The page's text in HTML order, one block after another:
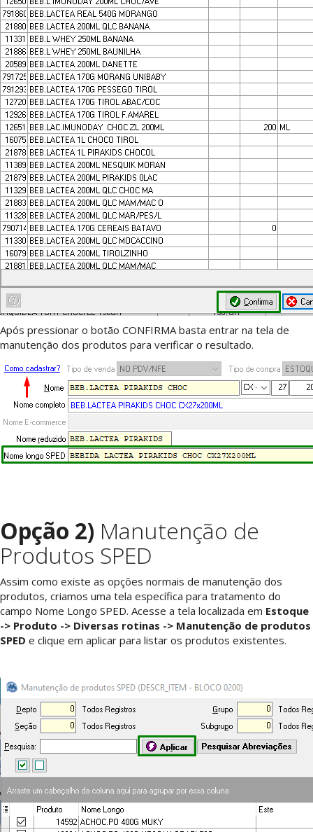
Após pressionar o botão CONFIRMA basta entrar na tela de
manutenção dos produtos para verificar o resultado.
Opção 2) Manutenção de
Produtos SPED
Assim como existe as opções normais de manutenção dos
produtos, criamos uma tela específica para tratamento do
campo Nome Longo SPED. Acesse a tela localizada em Estoque
-> Produto -> Diversas rotinas -> Manutenção de produtos
SPED e clique em aplicar para listar os produtos existentes.